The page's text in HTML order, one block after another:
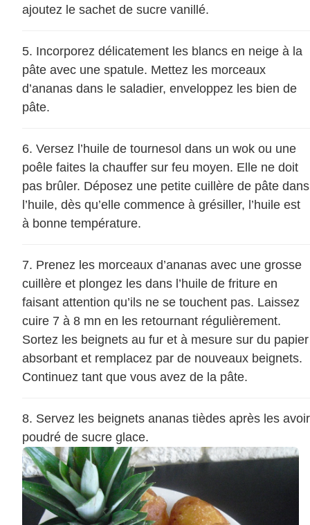
ajoutez le sachet de sucre vanillé.
Incorporez délicatement les blancs en neige à la
pâte avec une spatule. Mettez les morceaux
d’ananas dans le saladier, enveloppez les bien de
pâte.
Versez l’huile de tournesol dans un wok ou une
poêle faites la chauffer sur feu moyen. Elle ne doit
pas brûler. Déposez une petite cuillère de pâte dans
l’huile, dès qu’elle commence à grésiller, l’huile est
à bonne température.
Prenez les morceaux d’ananas avec une grosse
cuillère et plongez les dans l’huile de friture en
faisant attention qu’ils ne se touchent pas. Laissez
cuire 7 à 8 mn en les retournant régulièrement.
Sortez les beignets au fur et à mesure sur du papier
absorbant et remplacez par de nouveaux beignets.
Continuez tant que vous avez de la pâte.
Servez les beignets ananas tièdes après les avoir
poudré de sucre glace.